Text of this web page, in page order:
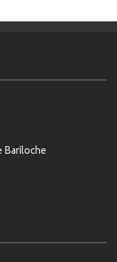
Bariloche